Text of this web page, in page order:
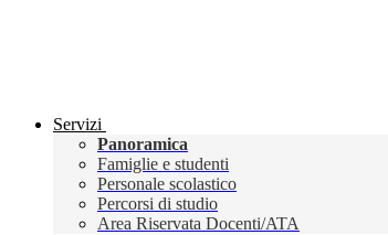
Servizi
Panoramica
Famiglie e studenti
Personale scolastico
Percorsi di studio
Area Riservata Docenti/ATA